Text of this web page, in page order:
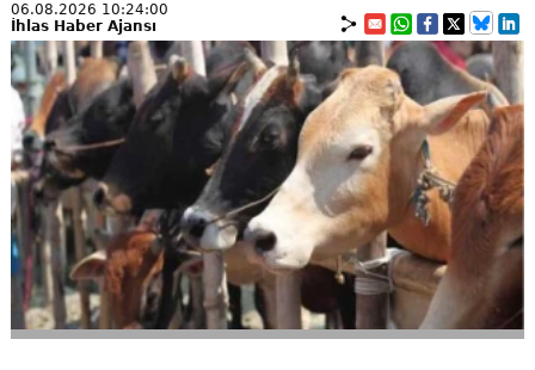
06.08.2026 10:24:00
İhlas Haber Ajansı